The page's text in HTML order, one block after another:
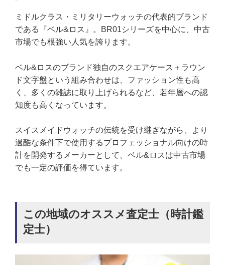
ミドルクラス・ミリタリーウォッチの代表的ブランド
である『ベル&ロス』。BR01シリーズを中心に、中古
市場でも根強い人気を誇ります。
ベル&ロスのブランド独自のスクエアケース＋ラウン
ド文字盤という組み合わせは、ファッション性も高
く、多くの雑誌に取り上げられるなど、若年層への認
知度も高くなっています。
スイスメイドウォッチの伝統を受け継ぎながら、より
過酷な条件下で使用するプロフェッショナル向けの時
計を開発するメーカーとして、ベル&ロスは中古市場
でも一定の評価を得ています。
この地域のオススメ査定士（時計鑑
定士）